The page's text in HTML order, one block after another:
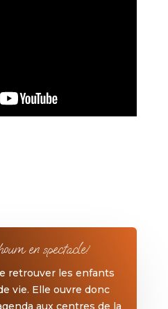
en spectacle!
retrouver les enfants
vie. Elle ouvre donc
aux centres de la